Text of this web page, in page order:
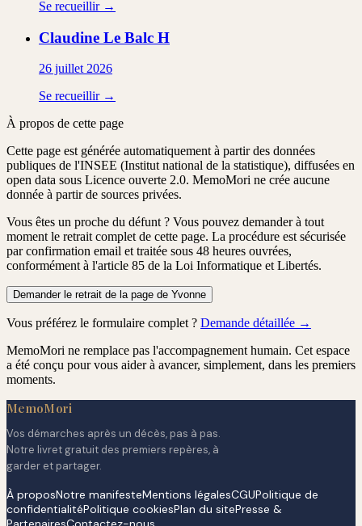
Se recueillir →
Claudine Le Balc H
26 juillet 2026
Se recueillir →
À propos de cette page
Cette page est générée automatiquement à partir des données
publiques de l'INSEE (Institut national de la statistique), diffusées en
open data sous Licence ouverte 2.0. MemoMori ne crée aucune
donnée à partir de sources privées.
Vous êtes un proche du défunt ? Vous pouvez demander à tout
moment le retrait complet de cette page. La procédure est sécurisée
par confirmation email et traitée sous 48 heures ouvrées,
conformément à l'article 85 de la Loi Informatique et Libertés.
Demander le retrait de la page de Yvonne
Vous préférez le formulaire complet ? Demande détaillée →
MemoMori ne remplace pas l'accompagnement humain. Cet espace
a été conçu pour vous aider à avancer, simplement, dans les premiers
moments.
MemoMori
Vos démarches après un décès, pas à pas.
Notre livret gratuit des premiers repères, à
garder et partager.
À proposNotre manifesteMentions légalesCGUPolitique de
confidentialitéPolitique cookiesPlan du sitePresse &